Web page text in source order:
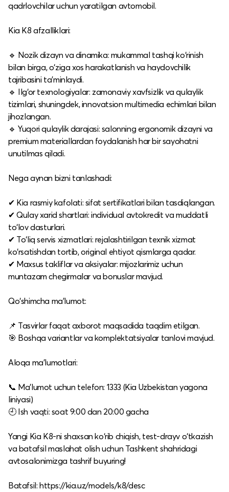
qadrlovchilar uchun yaratilgan avtomobil.
Kia K8 afzalliklari:
🔹 Nozik dizayn va dinamika: mukammal tashqi ko‘rinish
bilan birga, o‘ziga xos harakatlanish va haydovchilik
tajribasini ta’minlaydi.
🔹 Ilg‘or texnologiyalar: zamonaviy xavfsizlik va qulaylik
tizimlari, shuningdek, innovatsion multimedia echimlari bilan
jihozlangan.
🔹 Yuqori qulaylik darajasi: salonning ergonomik dizayni va
premium materiallardan foydalanish har bir sayohatni
unutilmas qiladi.
Nega aynan bizni tanlashadi:
✔ Kia rasmiy kafolati: sifat sertifikatlari bilan tasdiqlangan.
✔ Qulay xarid shartlari: individual avtokredit va muddatli
to‘lov dasturlari.
✔ To‘liq servis xizmatlari: rejalashtirilgan texnik xizmat
ko‘rsatishdan tortib, original ehtiyot qismlarga qadar.
✔ Maxsus takliflar va aksiyalar: mijozlarimiz uchun
muntazam chegirmalar va bonuslar mavjud.
Qo‘shimcha ma’lumot:
📌 Tasvirlar faqat axborot maqsadida taqdim etilgan.
🎯 Boshqa variantlar va komplektatsiyalar tanlovi mavjud.
Aloqa ma’lumotlari:
📞 Ma’lumot uchun telefon: 1333 (Kia Uzbekistan yagona
liniyasi)
🕘 Ish vaqti: soat 9:00 dan 20:00 gacha
Yangi Kia K8-ni shaxsan ko‘rib chiqish, test-drayv o‘tkazish
va batafsil maslahat olish uchun Tashkent shahridagi
avtosalonimizga tashrif buyuring!
Batafsil: https://kia.uz/models/k8/desc